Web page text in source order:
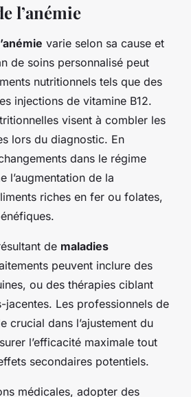
l’anémie
varie selon sa cause et
de soins personnalisé peut
nutritionnels tels que des
injections de vitamine B12.
visent à combler les
lors du diagnostic. En
dans le régime
l’augmentation de la
riches en fer ou folates,
de maladies
peuvent inclure des
ou des thérapies ciblant
jacentes. Les professionnels de
crucial dans l’ajustement du
l’efficacité maximale tout
secondaires potentiels.
médicales, adopter des